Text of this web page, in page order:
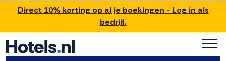
Direct 10% korting op al je boekingen - Log in als
bedrijf.